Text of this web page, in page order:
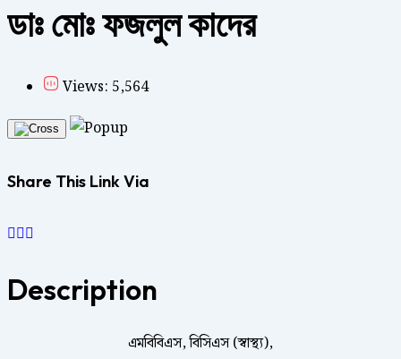
ডাঃ মোঃ ফজলুল কাদের
Views: 5,564
Share This Link Via
Description
এমবিবিএস, বিসিএস (স্বাস্থ্য),